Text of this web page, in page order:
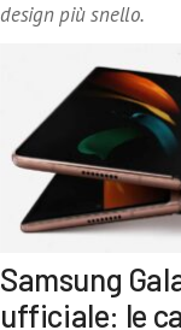
design più snello.
Samsung
ufficiale: le